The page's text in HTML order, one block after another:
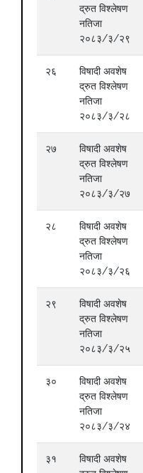
द्रुत विश्लेषण
नतिजा
२०८३/३/२९
२६
विषादी अवशेष
द्रुत विश्लेषण
नतिजा
२०८३/३/२८
२७
विषादी अवशेष
द्रुत विश्लेषण
नतिजा
२०८३/३/२७
२८
विषादी अवशेष
द्रुत विश्लेषण
नतिजा
२०८३/३/२६
२९
विषादी अवशेष
द्रुत विश्लेषण
नतिजा
२०८३/३/२५
३०
विषादी अवशेष
द्रुत विश्लेषण
नतिजा
२०८३/३/२४
३१
विषादी अवशेष